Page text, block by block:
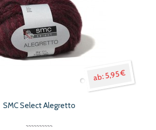
5,95 €
SMC Select Alegretto